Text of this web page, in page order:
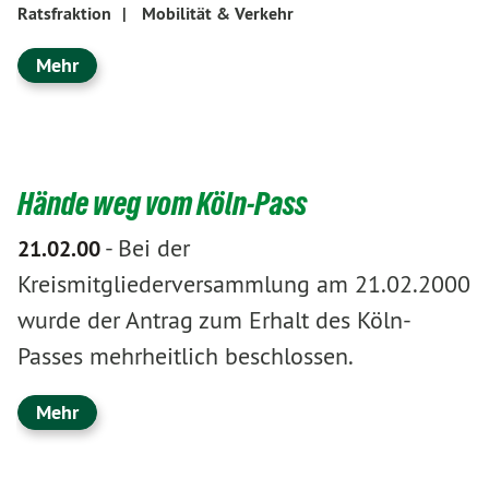
Ratsfraktion | Mobilität & Verkehr
Mehr
Hände weg vom Köln-Pass
21.02.00- Bei der
Kreismitgliederversammlung am 21.02.2000
wurde der Antrag zum Erhalt des Köln-
Passes mehrheitlich beschlossen.
Mehr